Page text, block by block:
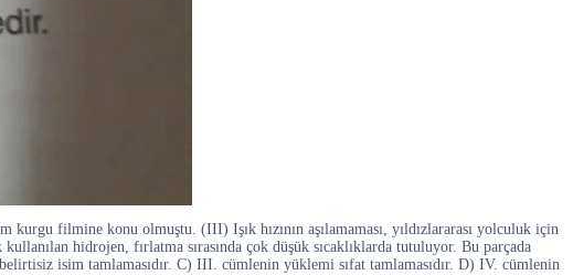
filmine konu olmuştu. (III) Işık hızının aşılamaması, yıldızlararası yolculuk için
hidrojen, fırlatma sırasında çok düşük sıcaklıklarda tutuluyor. Bu parçada
isim tamlamasıdır. C) III. cümlenin yüklemi sıfat tamlamasıdır. D) IV. cümlenin